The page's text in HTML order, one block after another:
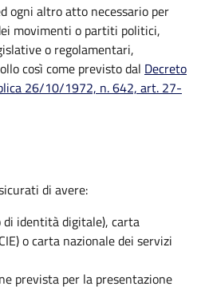
altro atto necessario per
movimenti o partiti politici,
o regolamentari,
così come previsto dal Decreto
26/10/1972, n. 642, art. 27-
di avere:
di identità digitale), carta
o carta nazionale dei servizi
prevista per la presentazione